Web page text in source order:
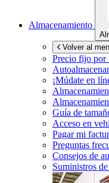
Almacenamiento
Volver al
Precio fijo por
¡Múdate en
Guía de
Acceso en
Pagar mi
Preguntas
Consejos de
Suministros